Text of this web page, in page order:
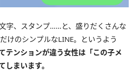
字、スタンプ……と、盛りだくさんな
けのシンプルなLINE。というよう
テンションが違う女性は「この子メ
しまいます。